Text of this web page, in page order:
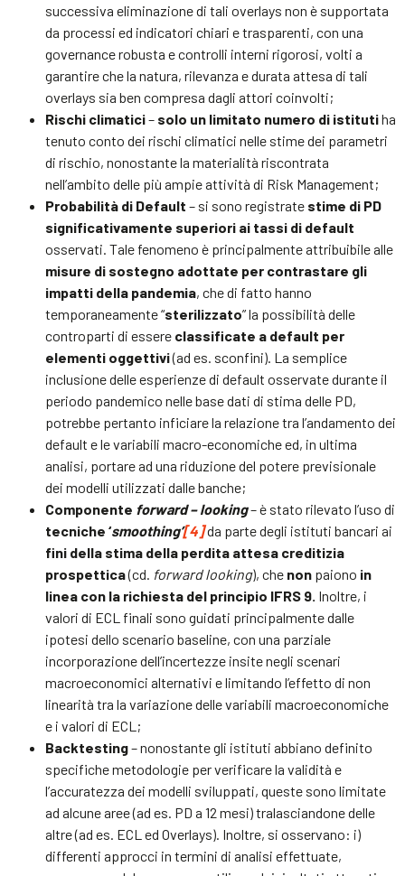
successiva eliminazione di tali overlays non è supportata
da processi ed indicatori chiari e trasparenti, con una
governance robusta e controlli interni rigorosi, volti a
garantire che la natura, rilevanza e durata attesa di tali
overlays sia ben compresa dagli attori coinvolti;
Rischi climatici– solo un limitato numero di istitutiha
tenuto conto dei rischi climatici nelle stime dei parametri
di rischio, nonostante la materialità riscontrata
nell’ambito delle più ampie attività di Risk Management;
Probabilità di Default – si sono registrate stime di PD
significativamente superiori ai tassi di default
osservati. Tale fenomeno è principalmente attribuibile alle
misure di sostegno adottate per contrastare gli
impatti della pandemia, che di fatto hanno
temporaneamente “sterilizzato” la possibilità delle
controparti di essere classificate a default per
elementi oggettivi(ad es. sconfini). La semplice
inclusione delle esperienze di default osservate durante il
periodo pandemico nelle base dati di stima delle PD,
potrebbe pertanto inficiare la relazione tra l’andamento dei
default e le variabili macro-economiche ed, in ultima
analisi, portare ad una riduzione del potere previsionale
dei modelli utilizzati dalle banche;
Componente forward – looking– è stato rilevato l’uso di
tecniche ‘smoothing’[4]da parte degli istituti bancari ai
fini della stima della perdita attesa creditizia
prospettica(cd. forward looking), che non paiono in
linea con la richiesta del principio IFRS 9. Inoltre, i
valori di ECL finali sono guidati principalmente dalle
ipotesi dello scenario baseline, con una parziale
incorporazione dell’incertezze insite negli scenari
macroeconomici alternativi e limitando l’effetto di non
linearità tra la variazione delle variabili macroeconomiche
e i valori di ECL;
Backtesting– nonostante gli istituti abbiano definito
specifiche metodologie per verificare la validità e
l’accuratezza dei modelli sviluppati, queste sono limitate
ad alcune aree (ad es. PD a 12 mesi) tralasciandone delle
altre (ad es. ECL ed Overlays). Inoltre, si osservano: i)
differenti approcci in termini di analisi effettuate,